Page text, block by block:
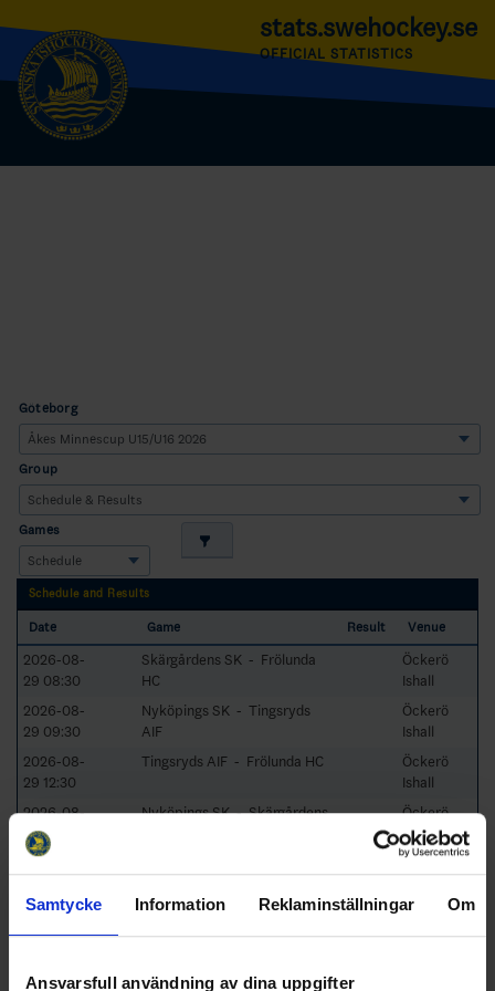
Samtycke Information Reklaminställningar Om
Ansvarsfull användning av dina uppgifter
stats.swehockey.se
OFFICIAL STATISTICS
Göteborg
Group
Games
Schedule and Results
Date Game Result Venue
2026-08-
29 08:30
Skärgårdens SK - Frölunda
HC
Öckerö
Ishall
2026-08-
29 09:30
Nyköpings SK - Tingsryds
AIF
Öckerö
Ishall
2026-08-
29 12:30
Tingsryds AIF - Frölunda HC
Öckerö
Ishall
2026-08-
29 13:30
Nyköpings SK - Skärgårdens
Öckerö
Ishall
2026-08-
Öckerö
2026-08-
29 17:45
Skärgårdens SK - Tingsryds
AIF
Öckerö
Ishall